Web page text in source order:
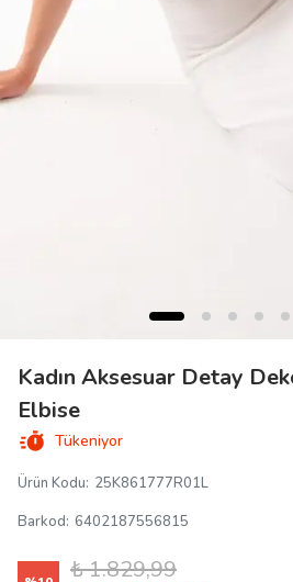
Kadın Aksesuar Detay
Elbise
Tükeniyor
Ürün Kodu: 25K861777R01L
Barkod: 6402187556815
₺ 1.829,99